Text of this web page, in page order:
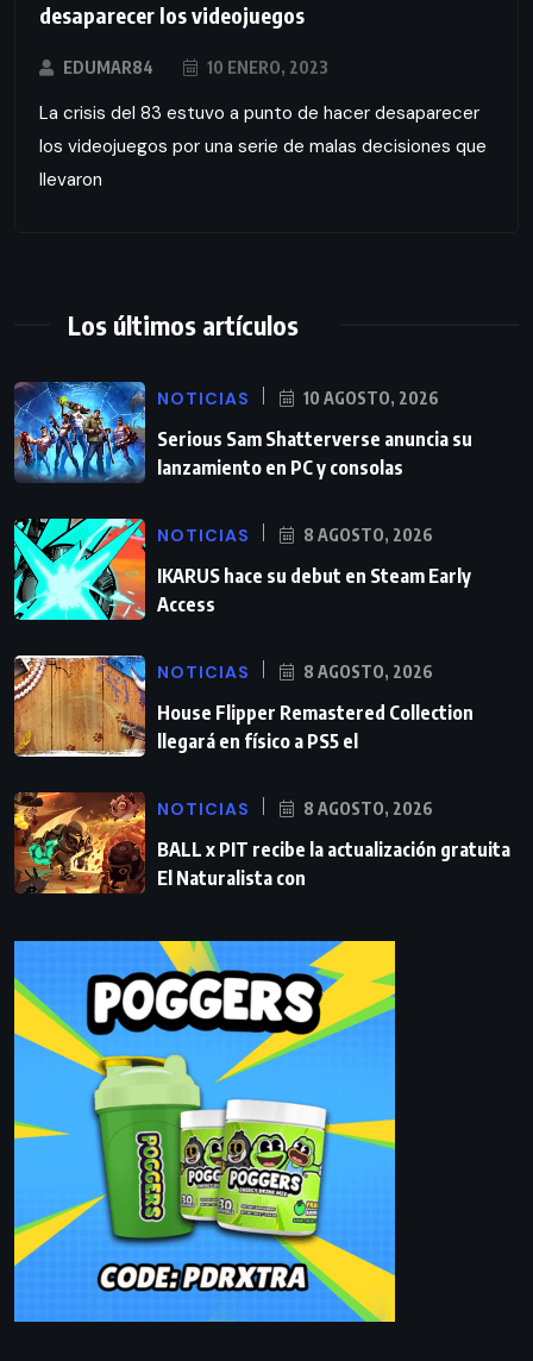
desaparecer los videojuegos
EDUMAR84 10 ENERO, 2023
La crisis del 83 estuvo a punto de hacer desaparecer
los videojuegos por una serie de malas decisiones que
llevaron
Los últimos artículos
NOTICIAS 10 AGOSTO, 2026
Serious Sam Shatterverse anuncia su
lanzamiento en PC y consolas
NOTICIAS 8 AGOSTO, 2026
IKARUS hace su debut en Steam Early
Access
NOTICIAS 8 AGOSTO, 2026
House Flipper Remastered Collection
llegará en físico a PS5 el
NOTICIAS 8 AGOSTO, 2026
BALL x PIT recibe la actualización gratuita
El Naturalista con